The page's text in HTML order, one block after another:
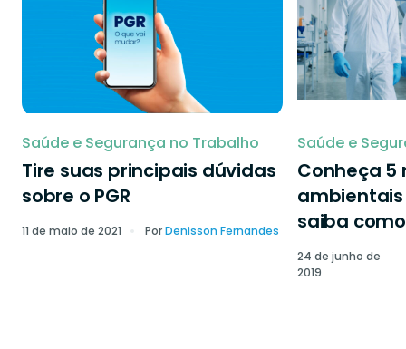
Saúde e Segurança no Trabalho
Tire suas principais dúvidas
sobre o PGR
11 de maio de 2021 PorDenisson Fernandes
Saúde e
Conheça 5
saiba
24 de junho de
2019